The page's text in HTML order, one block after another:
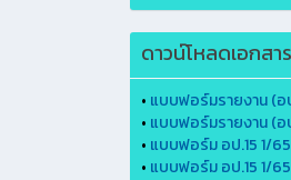
ดาวน์โหลดเอกสา
• แบบฟอร์มรายงาน (อ
• แบบฟอร์มรายงาน (อ
• แบบฟอร์ม อป.15 1/
• แบบฟอร์ม อป.15 1/